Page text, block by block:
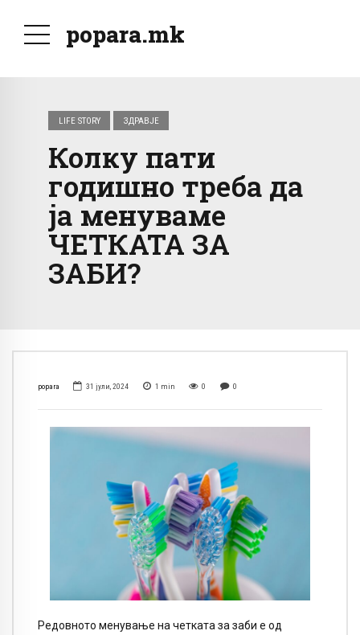
popara.mk
LIFE STORY ЗДРАВЈЕ
Колку пати
годишно треба да
ја менуваме
ЧЕТКАТА ЗА
ЗАБИ?
popara 31 јули, 2024 1 min 0 0
Редовното менување на четката за заби е од